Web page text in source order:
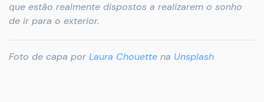
que estão realmente dispostos a realizarem o sonho
de ir para o exterior.
Foto de capa por Laura Chouette na Unsplash